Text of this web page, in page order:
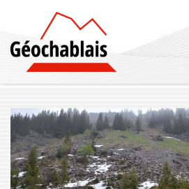
content